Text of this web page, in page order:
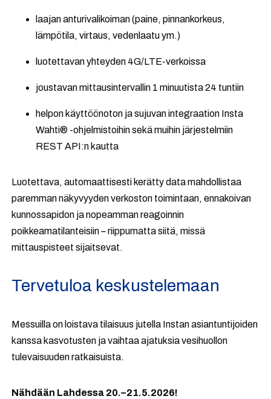
laajan anturivalikoiman (paine, pinnankorkeus,
lämpötila, virtaus, vedenlaatu ym.)
luotettavan yhteyden 4G/LTE-verkoissa
joustavan mittausintervallin 1 minuutista 24 tuntiin
helpon käyttöönoton ja sujuvan integraation Insta
Wahti® -ohjelmistoihin sekä muihin järjestelmiin
REST API:n kautta
Luotettava, automaattisesti kerätty data mahdollistaa
paremman näkyvyyden verkoston toimintaan, ennakoivan
kunnossapidon ja nopeamman reagoinnin
poikkeamatilanteisiin – riippumatta siitä, missä
mittauspisteet sijaitsevat.
Tervetuloa keskustelemaan
Messuilla on loistava tilaisuus jutella Instan asiantuntijoiden
kanssa kasvotusten ja vaihtaa ajatuksia vesihuollon
tulevaisuuden ratkaisuista.
Nähdään Lahdessa 20.–21.5.2026!